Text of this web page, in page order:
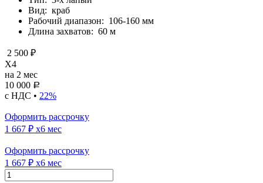
Вид: краб
Рабочий диапазон: 106-160 мм
Длина захватов: 60 м
2 500 ₽
X4
на 2 мес
10 000 Р
с НДС • 22%
Оформить рассрочку
1 667 ₽ x6 мес
Оформить рассрочку
1 667 ₽ x6 мес